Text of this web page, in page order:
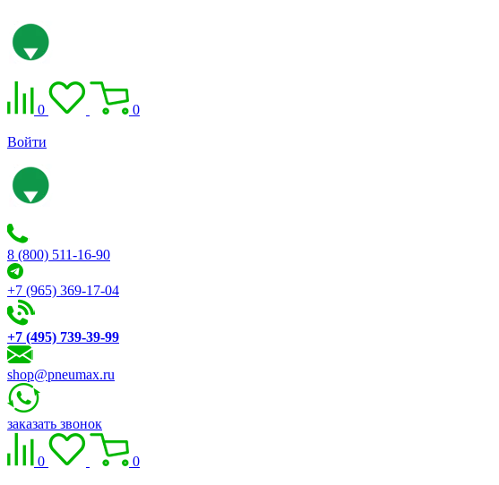
0 0
Войти
8 (800) 511-16-90
+7 (965) 369-17-04
+7 (495) 739-39-99
shop@pneumax.ru
заказать звонок
0 0